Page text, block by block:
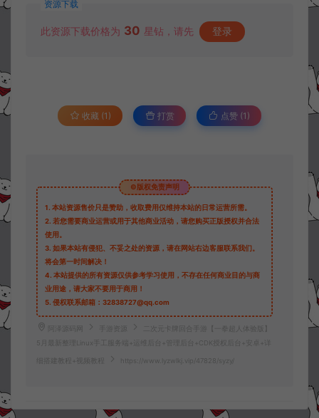
资源下载
此资源下载价格为 30 星钻，请先 登录
收藏 (1) 打赏 点赞 (1 )
©版权免责声明
1. 本站资源售价只是赞助，收取费用仅维持本站的日常运营所需。
2. 若您需要商业运营或用于其他商业活动，请您购买正版授权并合法
使用。
3. 如果本站有侵犯、不妥之处的资源，请在网站右边客服联系我们。
将会第一时间解决！
4. 本站提供的所有资源仅供参考学习使用，不存在任何商业目的与商
业用途，请大家不要用于商用！
5. 侵权联系邮箱：32838727@qq.com
阿泽源码网 手游资源
二次元卡牌回合手游【一拳超人体验版】
5月最新整理Linux手工服务端+运维后台+管理后台+CDK授权后台+安卓+详
细搭建教程+视频教程 https://www.lyzwlkj.vip/47828/syzy/